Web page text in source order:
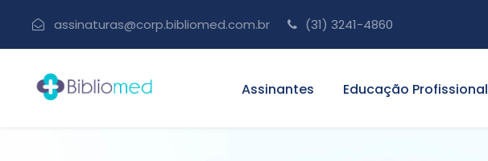
assinaturas@corp.bibliomed.com.br (31) 3241-4860
Assinantes Educação Profissional